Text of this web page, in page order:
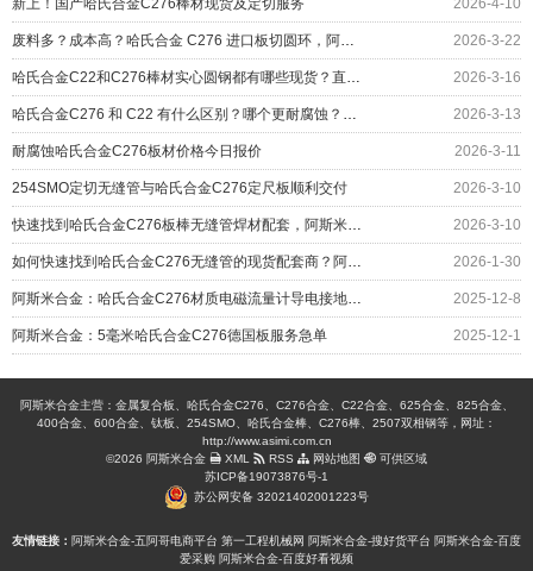
新上！国产哈氏合金C276棒材现货及定切服务 2026-4-10
废料多？成本高？哈氏合金 C276 进口板切圆环，阿斯米帮您…… 2026-3-22
哈氏合金C22和C276棒材实心圆钢都有哪些现货？直径对照表 2026-3-16
哈氏合金C276 和 C22 有什么区别？哪个更耐腐蚀？应用如何 2026-3-13
耐腐蚀哈氏合金C276板材价格今日报价 2026-3-11
254SMO定切无缝管与哈氏合金C276定尺板顺利交付 2026-3-10
快速找到哈氏合金C276板棒无缝管焊材配套，阿斯米给您更多 2026-3-10
如何快速找到哈氏合金C276无缝管的现货配套商？阿斯米给您答案 2026-1-30
阿斯米合金：哈氏合金C276材质电磁流量计导电接地环交付 2025-12-8
阿斯米合金：5毫米哈氏合金C276德国板服务急单 2025-12-1
阿斯米合金主营：金属复合板、哈氏合金C276、C276合金、C22合金、625合金、825合金、
400合金、600合金、钛板、254SMO、哈氏合金棒、C276棒、2507双相钢等，网址：
http://www.asimi.com.cn
©2026 阿斯米合金
XML RSS 网站地图
可供区域
苏ICP备19073876号-1
苏公网安备 32021402001223号
友情链接： 阿斯米合金-五阿哥电商平台 第一工程机械网 阿斯米合金-搜好货平台 阿斯米合金-百度
爱采购 阿斯米合金-百度好看视频